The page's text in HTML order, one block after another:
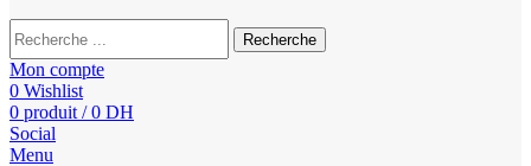
Recherche
Mon compte
0 Wishlist
0 produit / 0 DH
Social
Menu